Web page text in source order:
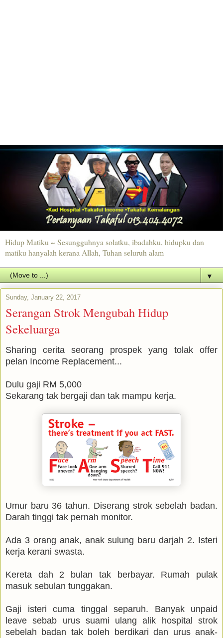
Hidup Matiku ~ Sesungguhnya solatku, ibadahku, hidupku dan
matiku hanyalah kerana Allah, Tuhan seluruh alam
▼
Sunday, January 22, 2017
Serangan Strok Mengubah Hidup
Sekeluarga
Sharing cerita seorang prospek yang tolak offer
pelan Income Replacement...
Dulu gaji RM 5,000
Sekarang tak bergaji dan tak mampu kerja.
Umur baru 36 tahun. Diserang strok sebelah badan.
Darah tinggi tak pernah monitor.
Ada 3 orang anak, anak sulung baru darjah 2. Isteri
kerja kerani swasta.
Kereta dah 2 bulan tak berbayar. Rumah pulak
masuk sebulan tunggakan.
Gaji isteri cuma tinggal separuh. Banyak unpaid
leave sebab urus suami ulang alik hospital strok
sebelah badan tak boleh berdikari dan urus anak-